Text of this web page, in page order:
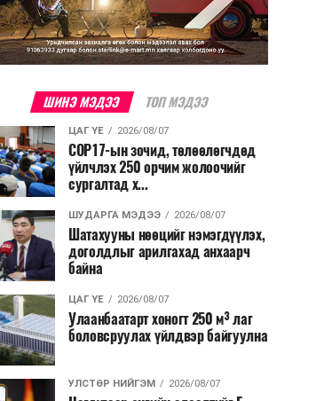
ШИНЭ МЭДЭЭ ТОП МЭДЭЭ
ЦАГ ҮЕ 2026/08/07
COP17-ын зочид, төлөөлөгчдөд
үйлчлэх 250 орчим жолоочийг
сургалтад х...
ШУДАРГА МЭДЭЭ 2026/08/07
Шатахууны нөөцийг нэмэгдүүлэх,
доголдлыг арилгахад анхаарч
байна
ЦАГ ҮЕ 2026/08/07
Улаанбаатарт хоногт 250 м³ лаг
боловсруулах үйлдвэр байгуулна
УЛСТӨР НИЙГЭМ 2026/08/07